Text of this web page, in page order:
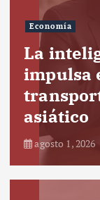
Economía
La
impulsa
asiático
agosto 1, 2026